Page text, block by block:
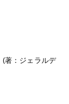
(著：ジェラルデ